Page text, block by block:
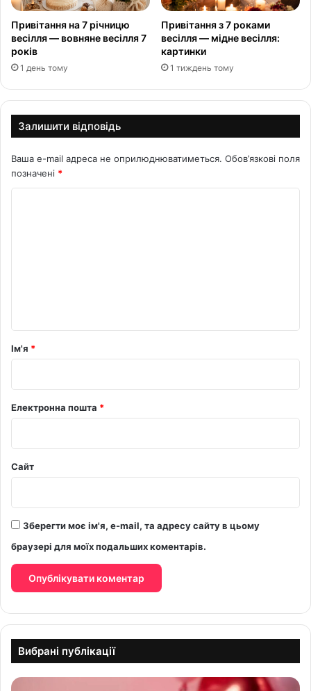
Привітання на 7 річницю
весілля — вовняне весілля 7
років
1 день тому
Привітання з 7 роками
весілля — мідне весілля:
картинки
1 тиждень тому
Залишити відповідь
Ваша e-mail адреса не оприлюднюватиметься. Обов’язкові поля
позначені *
р
*
Ім'я *
Електронна пошта *
Сайт
Зберегти моє ім'я, e-mail, та адресу сайту в цьому
браузері для моїх подальших коментарів.
Вибрані публікації
З